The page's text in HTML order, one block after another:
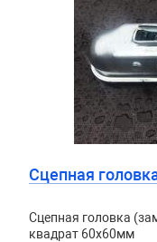
Сцепная
Сцепная головка
квадрат 60х60мм